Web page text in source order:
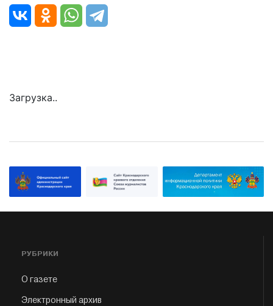
Загрузка..
РУБРИКИ
О газете
Электронный архив